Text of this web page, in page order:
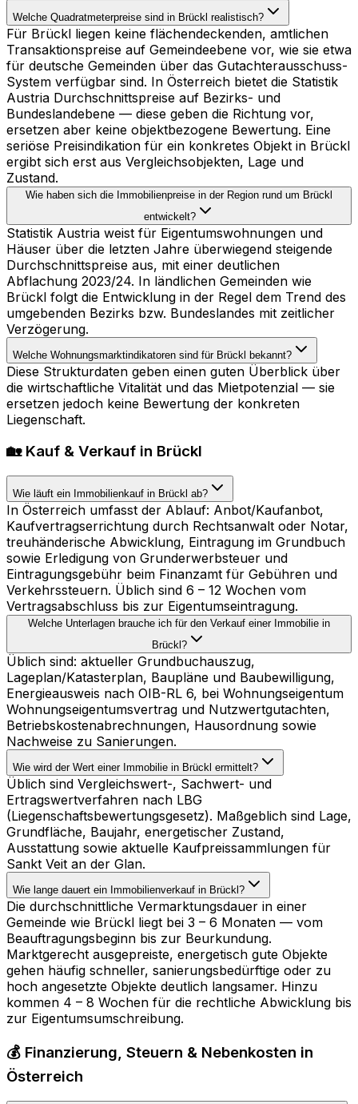
Welche Quadratmeterpreise sind in Brückl realistisch?
Für Brückl liegen keine flächendeckenden, amtlichen
Transaktionspreise auf Gemeindeebene vor, wie sie etwa
für deutsche Gemeinden über das Gutachterausschuss-
System verfügbar sind. In Österreich bietet die Statistik
Austria Durchschnittspreise auf Bezirks- und
Bundeslandebene — diese geben die Richtung vor,
ersetzen aber keine objektbezogene Bewertung. Eine
seriöse Preisindikation für ein konkretes Objekt in Brückl
ergibt sich erst aus Vergleichsobjekten, Lage und
Zustand.
Wie haben sich die Immobilienpreise in der Region rund um Brückl
entwickelt?
Statistik Austria weist für Eigentumswohnungen und
Häuser über die letzten Jahre überwiegend steigende
Durchschnittspreise aus, mit einer deutlichen
Abflachung 2023/24. In ländlichen Gemeinden wie
Brückl folgt die Entwicklung in der Regel dem Trend des
umgebenden Bezirks bzw. Bundeslandes mit zeitlicher
Verzögerung.
Welche Wohnungsmarktindikatoren sind für Brückl bekannt?
Diese Strukturdaten geben einen guten Überblick über
die wirtschaftliche Vitalität und das Mietpotenzial — sie
ersetzen jedoch keine Bewertung der konkreten
Liegenschaft.
🏡 Kauf & Verkauf in Brückl
Wie läuft ein Immobilienkauf in Brückl ab?
In Österreich umfasst der Ablauf: Anbot/Kaufanbot,
Kaufvertragserrichtung durch Rechtsanwalt oder Notar,
treuhänderische Abwicklung, Eintragung im Grundbuch
sowie Erledigung von Grunderwerbsteuer und
Eintragungsgebühr beim Finanzamt für Gebühren und
Verkehrssteuern. Üblich sind 6 – 12 Wochen vom
Vertragsabschluss bis zur Eigentumseintragung.
Welche Unterlagen brauche ich für den Verkauf einer Immobilie in
Brückl?
Üblich sind: aktueller Grundbuchauszug,
Lageplan/Katasterplan, Baupläne und Baubewilligung,
Energieausweis nach OIB-RL 6, bei Wohnungseigentum
Wohnungseigentumsvertrag und Nutzwertgutachten,
Betriebskostenabrechnungen, Hausordnung sowie
Nachweise zu Sanierungen.
Wie wird der Wert einer Immobilie in Brückl ermittelt?
Üblich sind Vergleichswert-, Sachwert- und
Ertragswertverfahren nach LBG
(Liegenschaftsbewertungsgesetz). Maßgeblich sind Lage,
Grundfläche, Baujahr, energetischer Zustand,
Ausstattung sowie aktuelle Kaufpreissammlungen für
Sankt Veit an der Glan.
Wie lange dauert ein Immobilienverkauf in Brückl?
Die durchschnittliche Vermarktungsdauer in einer
Gemeinde wie Brückl liegt bei 3 – 6 Monaten — vom
Beauftragungsbeginn bis zur Beurkundung.
Marktgerecht ausgepreiste, energetisch gute Objekte
gehen häufig schneller, sanierungsbedürftige oder zu
hoch angesetzte Objekte deutlich langsamer. Hinzu
kommen 4 – 8 Wochen für die rechtliche Abwicklung bis
zur Eigentumsumschreibung.
💰 Finanzierung, Steuern & Nebenkosten in
Österreich